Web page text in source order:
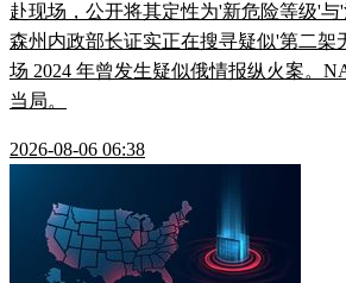
赴现场，公开将其定性为'新危险等级'
森州内政部长证实正在搜寻疑似'第二架
场 2024 年曾发生疑似俄情报纵火案。
当局。
2026-08-06 06:38